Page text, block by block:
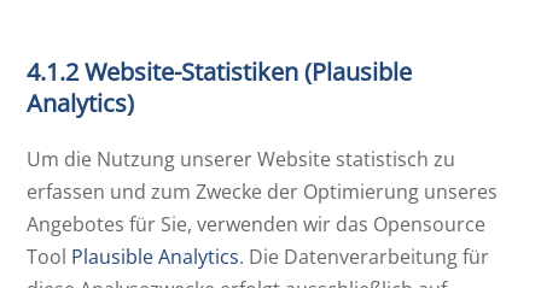
4.1.2 Website-Statistiken (Plausible
Analytics)
Um die Nutzung unserer Website statistisch zu
erfassen und zum Zwecke der Optimierung unseres
Angebotes für Sie, verwenden wir das Opensource
Tool Plausible Analytics. Die Datenverarbeitung für